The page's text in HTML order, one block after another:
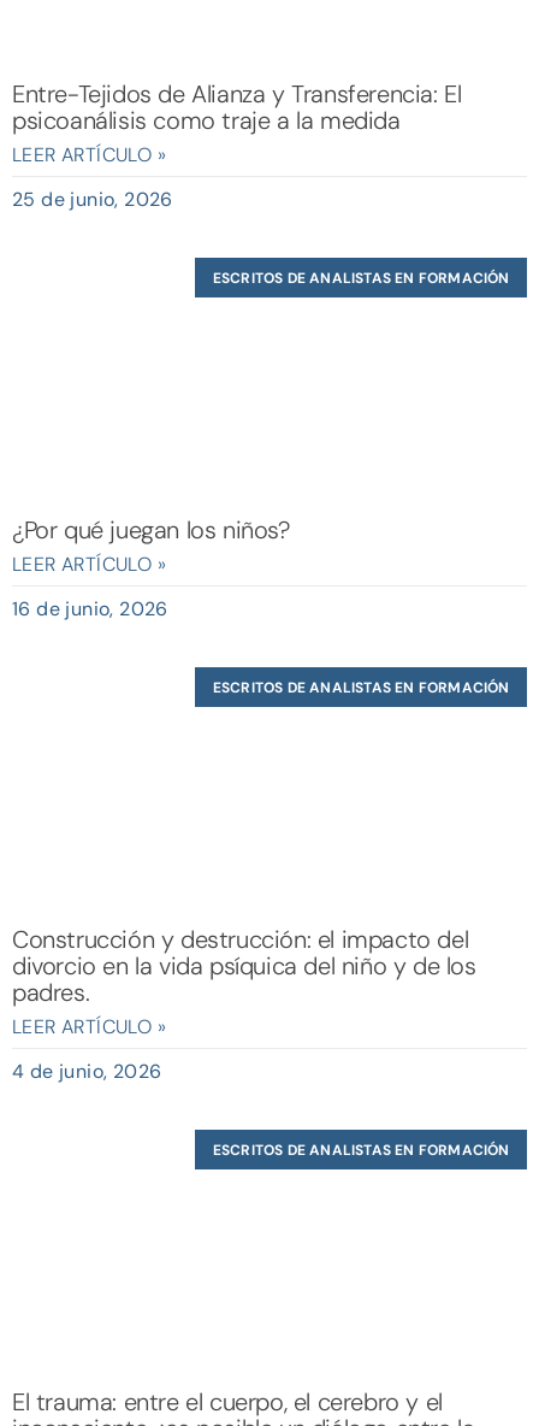
Entre-Tejidos de Alianza y Transferencia: El
psicoanálisis como traje a la medida
LEER ARTÍCULO »
25 de junio, 2026
ESCRITOS DE ANALISTAS EN FORMACIÓN
¿Por qué juegan los niños?
LEER ARTÍCULO »
16 de junio, 2026
ESCRITOS DE ANALISTAS EN FORMACIÓN
Construcción y destrucción: el impacto del
divorcio en la vida psíquica del niño y de los
padres.
LEER ARTÍCULO »
4 de junio, 2026
ESCRITOS DE ANALISTAS EN FORMACIÓN
El trauma: entre el cuerpo, el cerebro y el